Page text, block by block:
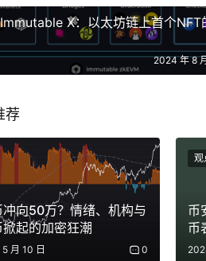
以永久锁定而不会衰减。veAERO
投票给计量器，以在每个时期赚
与发行
部分发行将作为反稀释保护提供
行将根据上一个时期的投票情况作
X：以太坊链上首个NFT
2024 年 8
荐
冲向50万？情绪、机构与
起的加密狂潮
月 10 日 0
币
币
观